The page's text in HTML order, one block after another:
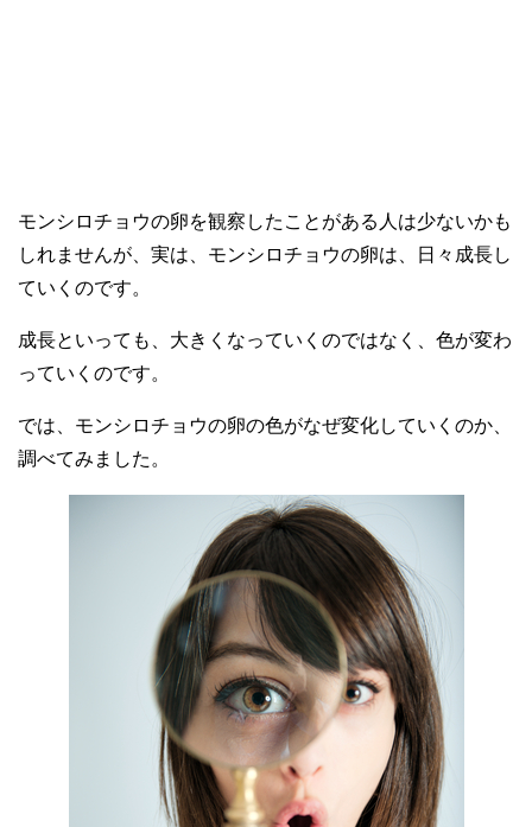
モンシロチョウの卵を観察したことがある人は少ないかも
しれませんが、実は、モンシロチョウの卵は、日々成長し
ていくのです。
成長といっても、大きくなっていくのではなく、色が変わ
っていくのです。
では、モンシロチョウの卵の色がなぜ変化していくのか、
調べてみました。